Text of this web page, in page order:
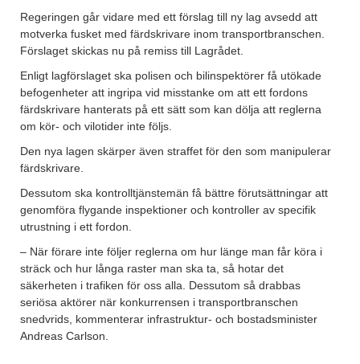
Regeringen går vidare med ett förslag till ny lag avsedd att
motverka fusket med färdskrivare inom transportbranschen.
Förslaget skickas nu på remiss till Lagrådet.
Enligt lagförslaget ska polisen och bilinspektörer få utökade
befogenheter att ingripa vid misstanke om att ett fordons
färdskrivare hanterats på ett sätt som kan dölja att reglerna
om kör- och vilotider inte följs.
Den nya lagen skärper även straffet för den som manipulerar
färdskrivare.
Dessutom ska kontrolltjänstemän få bättre förutsättningar att
genomföra flygande inspektioner och kontroller av specifik
utrustning i ett fordon.
– När förare inte följer reglerna om hur länge man får köra i
sträck och hur långa raster man ska ta, så hotar det
säkerheten i trafiken för oss alla. Dessutom så drabbas
seriösa aktörer när konkurrensen i transportbranschen
snedvrids, kommenterar infrastruktur- och bostadsminister
Andreas Carlson.